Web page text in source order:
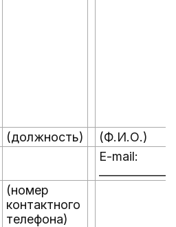
(должность)
(Ф.И.О.)
E-mail:
(номер
контактного
телефона)